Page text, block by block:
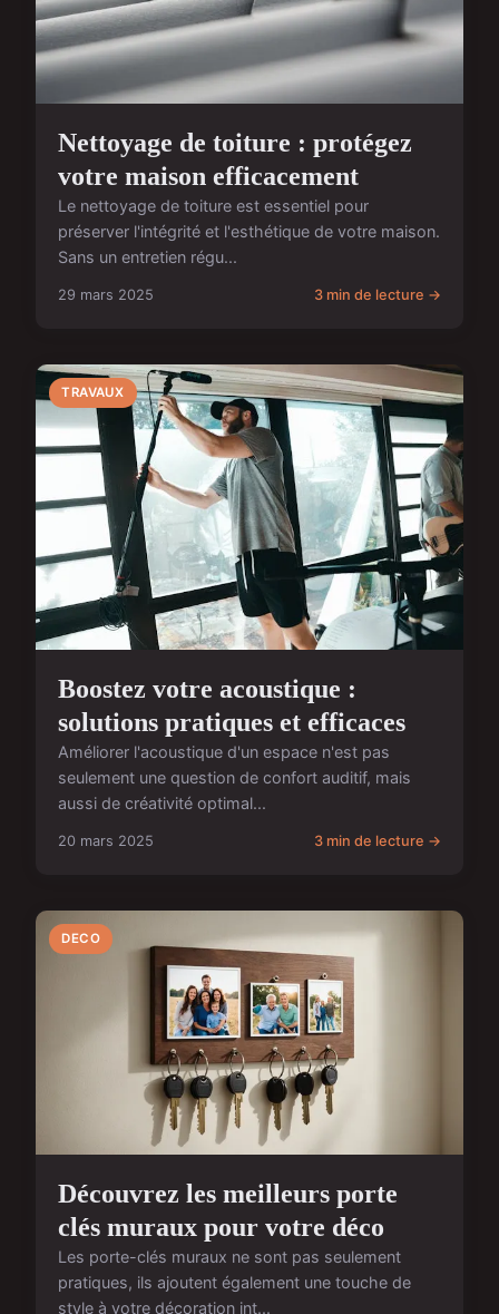
Nettoyage de toiture : protégez
votre maison efficacement
Le nettoyage de toiture est essentiel pour
préserver l'intégrité et l'esthétique de votre maison.
Sans un entretien régu...
29 mars 2025 3 min de lecture →
TRAVAUX
Boostez votre acoustique :
solutions pratiques et efficaces
Améliorer l'acoustique d'un espace n'est pas
seulement une question de confort auditif, mais
aussi de créativité optimal...
20 mars 2025 3 min de lecture →
DECO
Découvrez les meilleurs porte
clés muraux pour votre déco
Les porte-clés muraux ne sont pas seulement
pratiques, ils ajoutent également une touche de
style à votre décoration int...